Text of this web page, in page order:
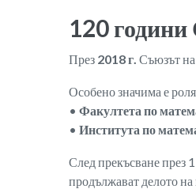
120
През 2018 г. Съюзът на
Особено значима е
• Факултета по
• Института по
След прекъсване през
продължават делото